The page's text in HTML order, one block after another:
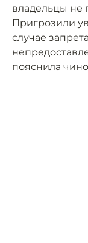
владельцы не
Пригрозили
случае
пояснила